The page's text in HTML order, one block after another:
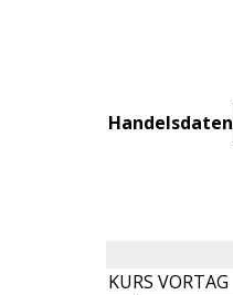
Handelsdaten
KURS VORTAG